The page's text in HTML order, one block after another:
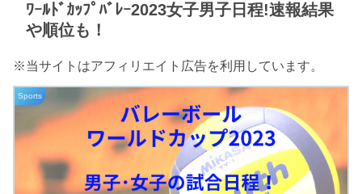
ﾜｰﾙﾄﾞｶｯﾌﾟﾊﾞﾚｰ2023女子男子日程!速報結果
や順位も！
※当サイトはアフィリエイト広告を利用しています。
Sports